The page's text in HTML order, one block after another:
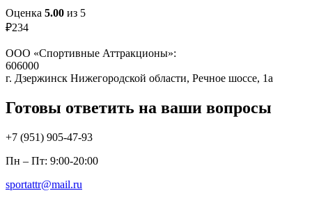
Оценка 5.00 из 5
₽234
ООО «Спортивные Аттракционы»:
606000
г. Дзержинск Нижегородской области, Речное шоссе, 1а
Готовы ответить на ваши вопросы
+7 (951) 905-47-93
Пн – Пт: 9:00-20:00
sportattr@mail.ru